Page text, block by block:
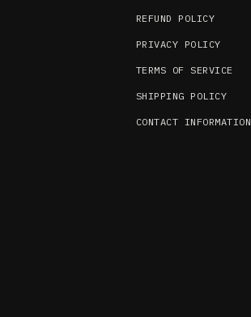
REFUND POLICY
PRIVACY POLICY
TERMS OF SERVICE
SHIPPING POLICY
CONTACT INFORMATION